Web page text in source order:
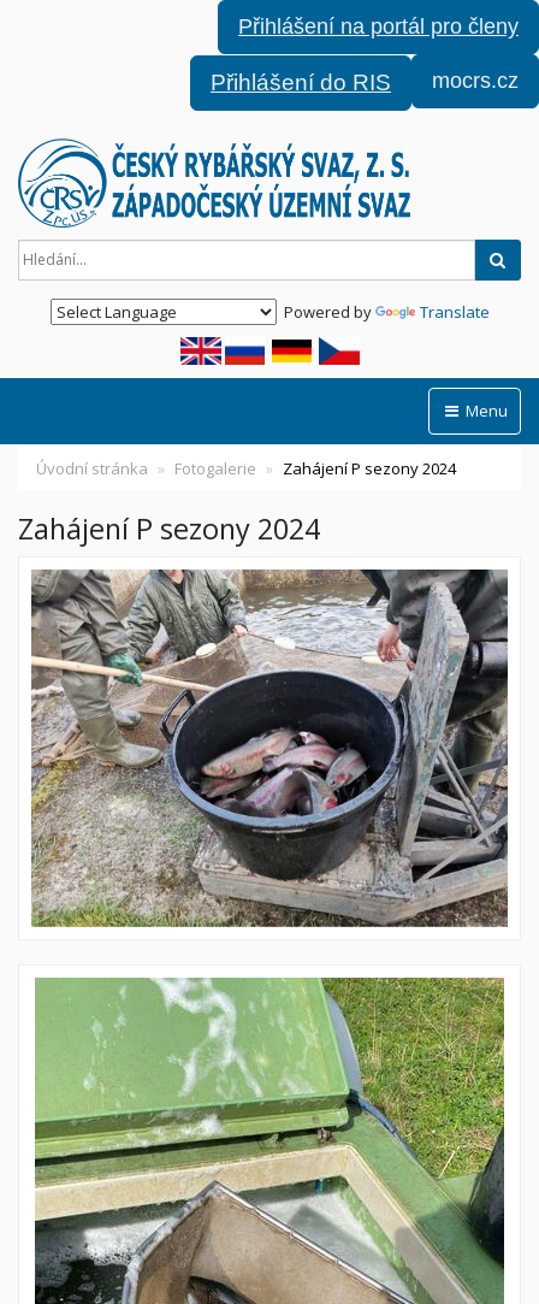
Přihlášení na portál pro členy
Přihlášení do RIS mocrs.cz
Powered by Translate
Menu
Úvodní stránka Fotogalerie Zahájení P sezony 2024
Zahájení P sezony 2024